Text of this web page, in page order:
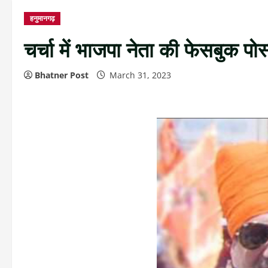
हनुमानगढ़
चर्चा में भाजपा नेता की फेसबुक
Bhatner Post March 31, 2023